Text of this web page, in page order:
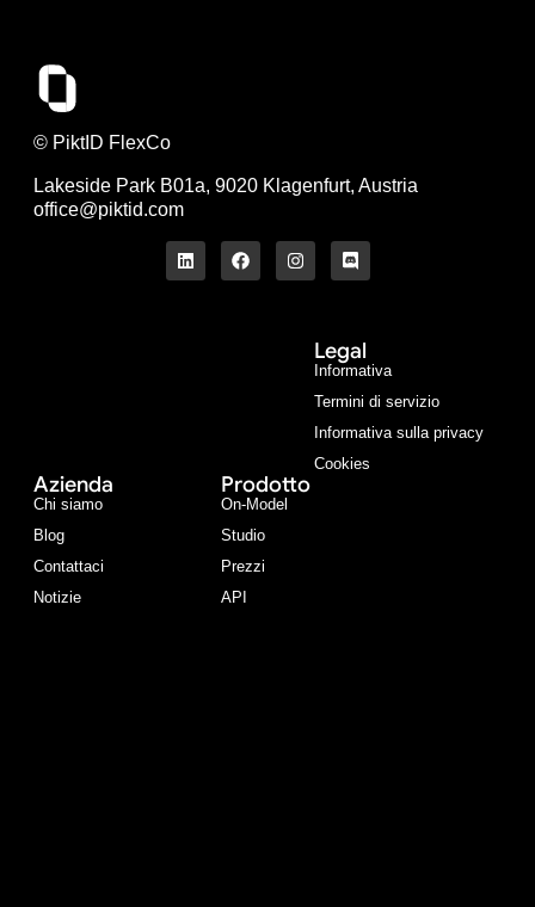
© PiktID FlexCo
Lakeside Park B01a, 9020 Klagenfurt, Austria
office@piktid.com
Legal
Informativa
Termini di servizio
Informativa sulla privacy
Cookies
Azienda
Chi siamo
Blog
Contattaci
Notizie
Prodotto
On-Model
Studio
Prezzi
API